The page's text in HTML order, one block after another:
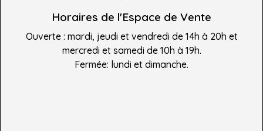
Horaires de l'Espace de Vente
Ouverte : mardi, jeudi et vendredi de 14h à 20h et
mercredi et samedi de 10h à 19h.
Fermée: lundi et dimanche.